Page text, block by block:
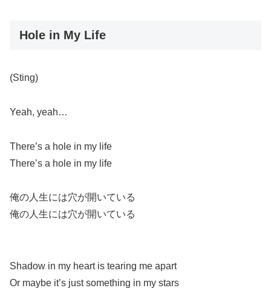
Hole in My Life
(Sting)
Yeah, yeah…
There’s a hole in my life
There’s a hole in my life
俺の人生には穴が開いている
俺の人生には穴が開いている
Shadow in my heart is tearing me apart
Or maybe it’s just something in my stars